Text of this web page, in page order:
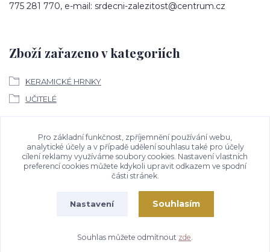
775 281 770, e-mail: srdecni-zalezitost@centrum.cz
Zboží zařazeno v kategoriích
KERAMICKÉ HRNKY
UČITELÉ
Ke stažení
Bezpečností upozornění
Vytvořeno na Eshop-rychle.cz
Pro základní funkčnost, zpříjemnění používání webu,
analytické účely a v případě udělení souhlasu také pro účely
cílení reklamy využíváme soubory cookies. Nastavení vlastních
preferencí cookies můžete kdykoli upravit odkazem ve spodní
části stránek.
Nastavení Souhlasím
Souhlas můžete odmítnout zde